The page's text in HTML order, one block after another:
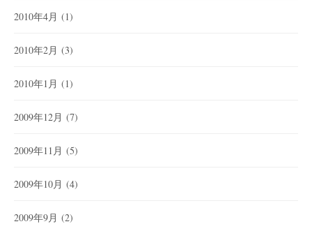
2010年4月 (1)
2010年2月 (3)
2010年1月 (1)
2009年12月 (7)
2009年11月 (5)
2009年10月 (4)
2009年9月 (2)